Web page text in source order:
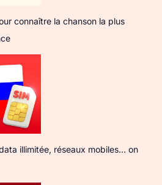
connaître la chanson la plus
illimitée, réseaux mobiles… on